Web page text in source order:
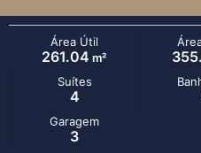
Área Útil
261.04 m²
Suítes
4
Garagem
3